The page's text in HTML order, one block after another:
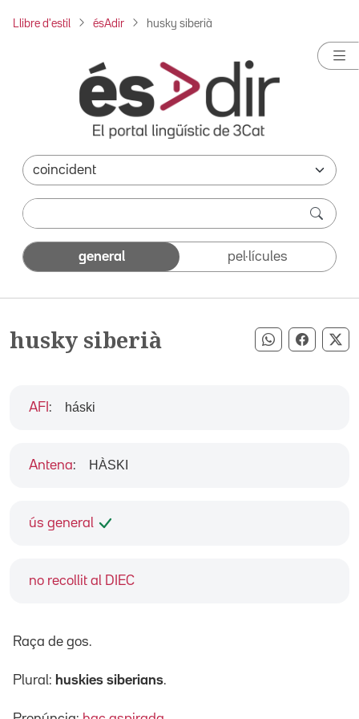
Llibre d'estil ésAdir husky siberià
general pel·lícules
husky siberià Compartir
ús general
no recollit al DIEC
AFI : háski
Antena: HÀSKI
Raça de gos.
Plural: huskies siberians.